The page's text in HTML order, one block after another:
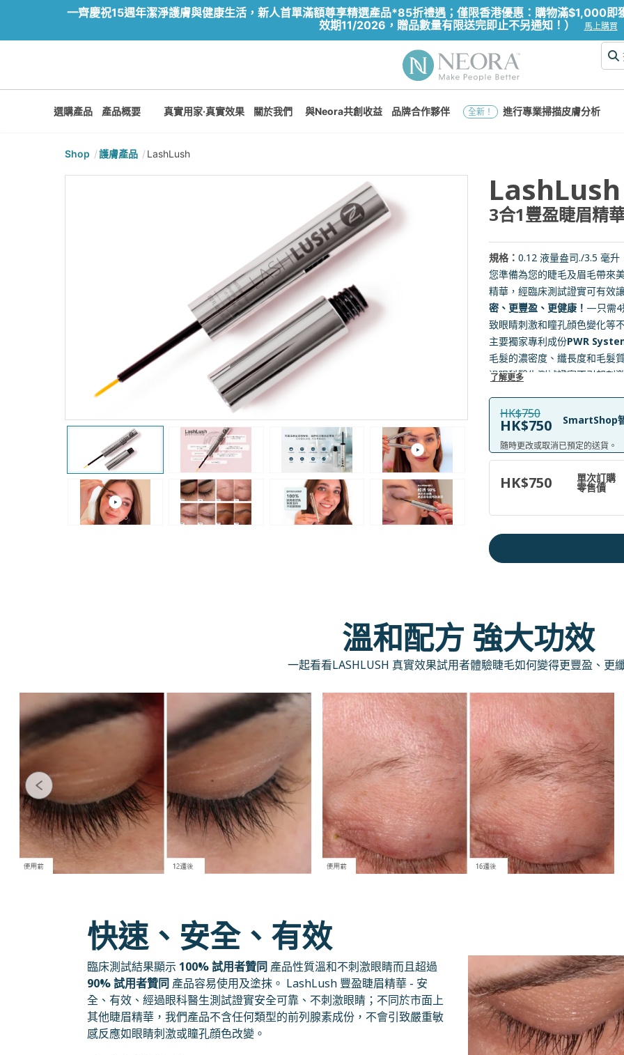
一齊慶祝15週年潔淨護膚與健康生活，新人首單滿額尊享精選產品*85折禮遇；僅限香港優惠：購物滿$1,000
效期11/2026，贈品數量有限送完即止不另通知！）
馬上購買
選購產品 產品概要 真實用家·真實效果 關於我們 與Neora共創收益 品牌合作夥伴 全新！ 進行專業掃描皮膚分析
Shop 護膚產品 LashLush
LashLush
3合1豐盈睫眉精
規格： 0.12 液量盎司./3.5 毫升
您準備為您的睫毛及眉毛帶來
精華，經臨床測試證實可有效
密、更豐盈、更健康！ —只需4
致眼睛刺激和瞳孔顔色變化等
主要獨家專利成份PWR
毛髮的濃密度、纖長度和毛髮
過眼科醫生測試證實不引起刺
酸鈉及草本植物萃取物成份
強大功效 (體驗讓人艷羡的魅
了解更多
HK$750
HK$750 SmartShop
隨時更改或取消已預定的送貨。
HK$750 單次訂購
零售價
溫和配方 強大功效
一起看看LASHLUSH 真實效果試用者體驗睫毛如何變得更豐盈、更
快速、安全、有效
臨床測試結果顯示 100% 試用者贊同 產品性質溫和不刺激眼睛而且超過
90% 試用者贊同 產品容易使用及塗抹。 LashLush 豐盈睫眉精華 - 安
全、有效、經過眼科醫生測試證實安全可靠、不刺激眼睛；不同於市面上
其他睫眉精華，我們產品不含任何類型的前列腺素成份，不會引致嚴重敏
感反應如眼睛刺激或瞳孔顔色改變。